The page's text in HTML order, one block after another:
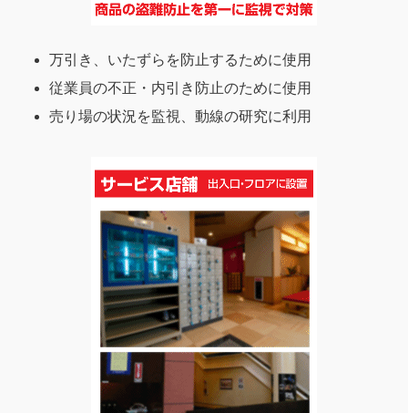
万引き、いたずらを防止するために使用
従業員の不正・内引き防止のために使用
売り場の状況を監視、動線の研究に利用